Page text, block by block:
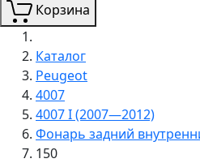
Корзина
Каталог
Peugeot
4007
4007 I (2007—2012)
Фонарь задний
150